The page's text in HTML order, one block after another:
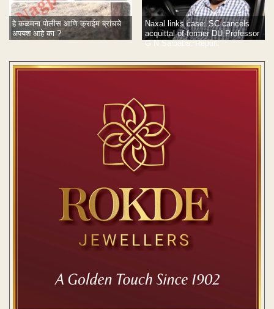
हे कळमना पोलीस आणि क्राईम ब्रांचचे
अपयश आहे का ?
Naxal links case: SC cancels
acquittal of former DU Professor
G N Saibaba: Report